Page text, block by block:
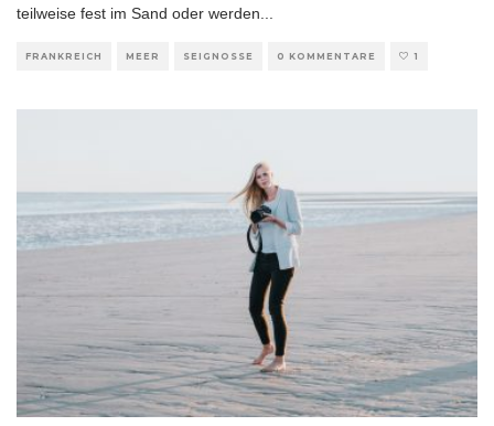
teilweise fest im Sand oder werden...
FRANKREICH MEER SEIGNOSSE 0 KOMMENTARE 1